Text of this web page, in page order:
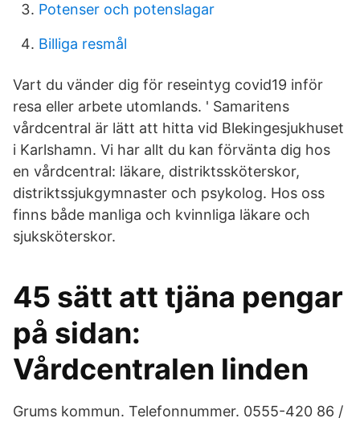
Potenser och potenslagar
Billiga resmål
Vart du vänder dig för reseintyg covid19 inför
resa eller arbete utomlands. ' Samaritens
vårdcentral är lätt att hitta vid Blekingesjukhuset
i Karlshamn. Vi har allt du kan förvänta dig hos
en vårdcentral: läkare, distriktssköterskor,
distriktssjukgymnaster och psykolog. Hos oss
finns både manliga och kvinnliga läkare och
sjuksköterskor.
45 sätt att tjäna pengar
på sidan:
Vårdcentralen linden
Grums kommun. Telefonnummer. 0555-420 86 /